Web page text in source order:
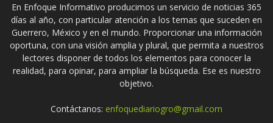
En Enfoque Informativo producimos un servicio de noticias 365
días al año, con particular atención a los temas que suceden en
Guerrero, México y en el mundo. Proporcionar una información
oportuna, con una visión amplia y plural, que permita a nuestros
lectores disponer de todos los elementos para conocer la
realidad, para opinar, para ampliar la búsqueda. Ese es nuestro
objetivo.
Contáctanos: enfoquediariogro@gmail.com